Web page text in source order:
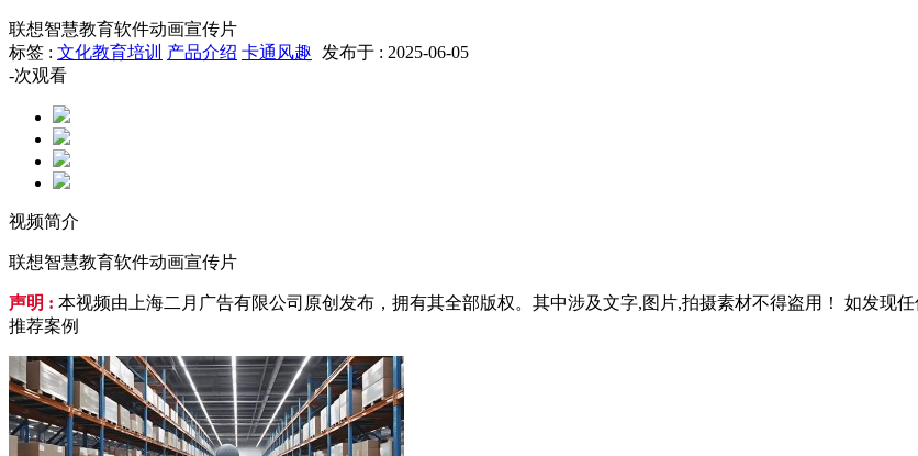
联想智慧教育软件动画宣传片
标签 : 文化教育培训 产品介绍 卡通风趣
发布于 : 2025-06-05
-次观看
视频简介
联想智慧教育软件动画宣传片
声明 : 本视频由上海二月广告有限公司原创发布，拥有其全部版权。其中涉及文字,图片,拍摄素材不得盗用！ 如发现
推荐案例